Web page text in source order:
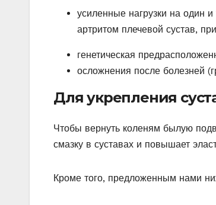
усиленные нагрузки на один
артритом плечевой сустав,
генетическая
осложнения после болезней
Для укрепления
Чтобы вернуть коленям былую
смазку в суставах и повышает
Кроме того, предложенным нами